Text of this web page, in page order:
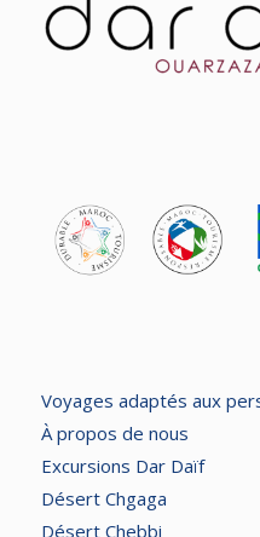
Voyages adaptés aux
À propos de nous
Excursions Dar Daïf
Désert Chgaga
Désert Chebbi